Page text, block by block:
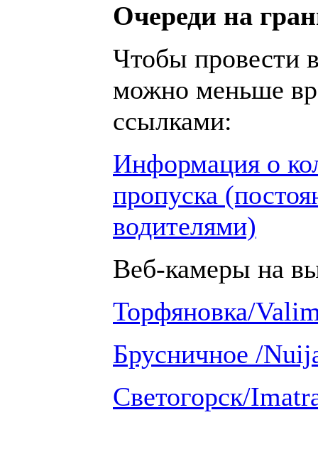
Очереди на
Чтобы провести
можно меньше
ссылками:
Информация о
пропуска
водителями)
Веб-камеры на
Торфяновка/
Брусничное /
Светогорск/